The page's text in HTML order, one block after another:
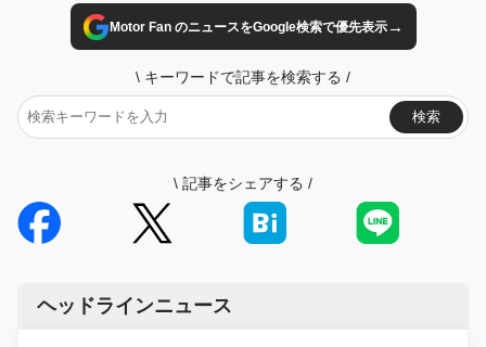
Motor Fan のニュースをGoogle検索で優先表示→
\ キーワードで記事を検索する /
検索
\ 記事をシェアする /
ヘッドラインニュース